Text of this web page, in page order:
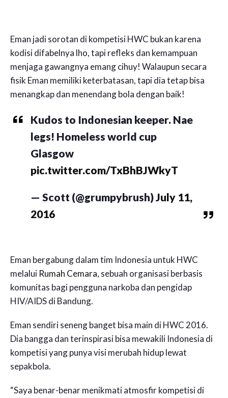
Eman jadi sorotan di kompetisi HWC bukan karena
kodisi difabelnya lho, tapi refleks dan kemampuan
menjaga gawangnya emang cihuy! Walaupun secara
fisik Eman memiliki keterbatasan, tapi dia tetap bisa
menangkap dan menendang bola dengan baik!
Kudos to Indonesian keeper. Nae
legs! Homeless world cup
Glasgow
pic.twitter.com/TxBhBJWkyT
— Scott (@grumpybrush)July 11,
2016
Eman bergabung dalam tim Indonesia untuk HWC
melalui Rumah Cemara, sebuah organisasi berbasis
komunitas bagi pengguna narkoba dan pengidap
HIV/AIDS di Bandung.
Eman sendiri seneng banget bisa main di HWC 2016.
Dia bangga dan terinspirasi bisa mewakili Indonesia di
kompetisi yang punya visi merubah hidup lewat
sepakbola.
“Saya benar-benar menikmati atmosfir kompetisi di